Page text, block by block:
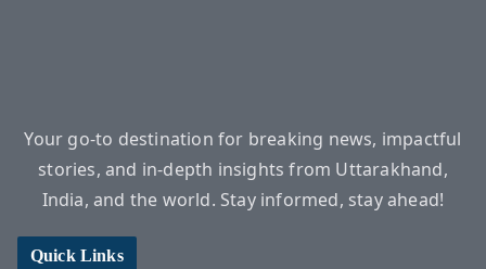
Your go-to destination for breaking news, impactful
stories, and in-depth insights from Uttarakhand,
India, and the world. Stay informed, stay ahead!
Quick Links